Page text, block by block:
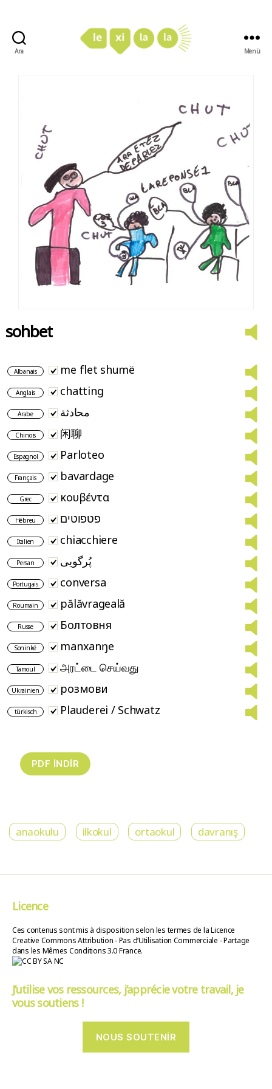
Ara Menü
sohbet
Albanais me flet shumë
Anglais chatting
Arabe محادثة
Chinois 闲聊
Espagnol Parloteo
Français bavardage
Grec κουβέντα
Hébreu פטפוטים
Italien chiacchiere
Persan پُرگویی
Portugais conversa
Roumain pălăvrageală
Russe Болтовня
Soninké manxanŋe
Tamoul அரட்டை செய்வது
Ukrainien розмови
türkisch Plauderei / Schwatz
anaokulu ilkokul ortaokul davranış
Licence
Ces contenus sont mis à disposition selon les termes de la Licence
Creative Commons Attribution - Pas d’Utilisation Commerciale - Partage
dans les Mêmes Conditions 3.0 France.
J’utilise vos ressources, j’apprécie votre travail, je
vous soutiens !
NOUS SOUTENIR